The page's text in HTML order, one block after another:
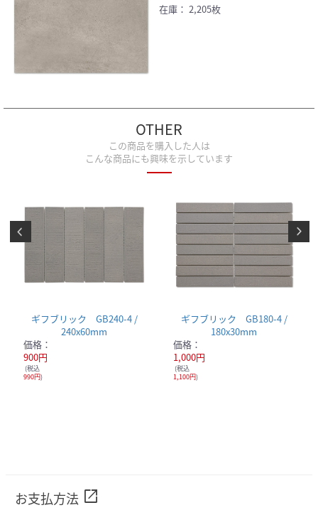
在庫： 2,205枚
OTHER
この商品を購入した人は
こんな商品にも興味を示しています
ギフブリック GB240-4 /
240x60mm
価格：
900円
(税込
990円)
ギフブリック GB180-4 /
180x30mm
価格：
1,000円
(税込
1,100円)
お支払方法 open_in_new